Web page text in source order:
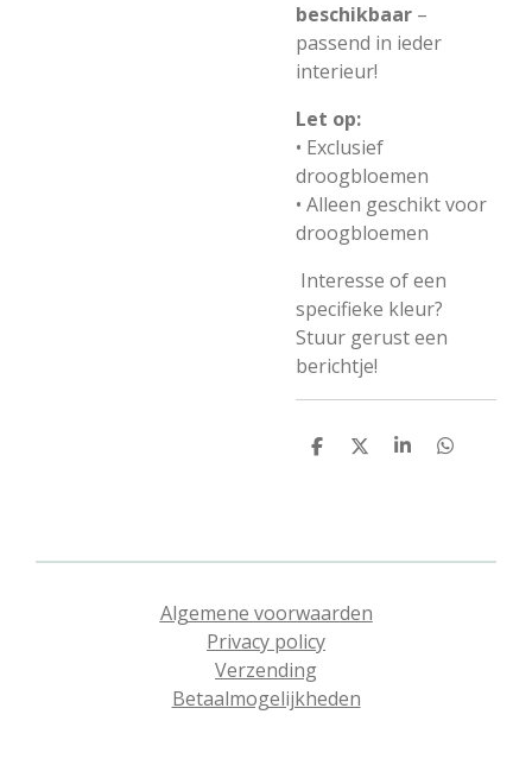
beschikbaar –
passend in ieder
interieur!
Let op:
• Exclusief
droogbloemen
• Alleen geschikt voor
droogbloemen
Interesse of een
specifieke kleur?
Stuur gerust een
berichtje!
D
D
S
D
Algemene voorwaarden
Privacy policy
Verzending
Betaalmogelijkheden